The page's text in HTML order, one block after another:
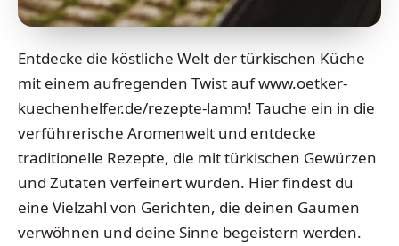
Entdecke die köstliche Welt der türkischen Küche
mit einem aufregenden Twist auf www.oetker-
kuechenhelfer.de/rezepte-lamm! Tauche ein in die
verführerische Aromenwelt und entdecke
traditionelle Rezepte, die mit türkischen Gewürzen
und Zutaten verfeinert wurden. Hier findest du
eine Vielzahl von Gerichten, die deinen Gaumen
verwöhnen und deine Sinne begeistern werden.